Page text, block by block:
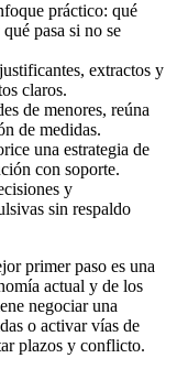
práctico: qué
pasa si no se
extractos y
claros.
de menores, reúna
de medidas.
una estrategia de
con soporte.
y
sin respaldo
primer paso es una
actual y de los
negociar una
o activar vías de
plazos y conflicto.